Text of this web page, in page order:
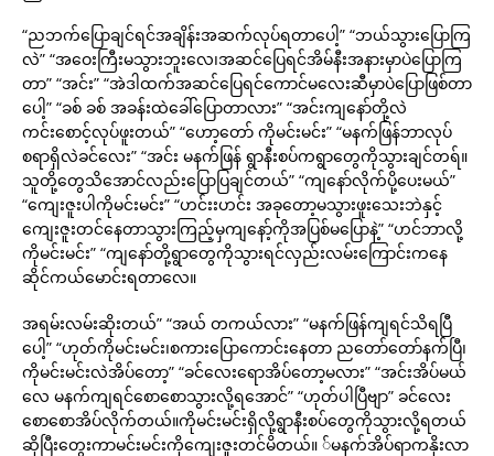
“ညဘက်ပြောချင်ရင်အချိန်းအဆက်လုပ်ရတာပေါ့” “ဘယ်သွားပြောကြ
လဲ” “အဝေးကြီးမသွားဘူးလေ၊အဆင်ပြေရင်အိမ်နီးအနားမှာပဲပြောကြ
တာ” “အင်း” “အဲဒါထက်အဆင်ပြေရင်ကောင်မလေးဆီမှာပဲပြောဖြစ်တာ
ပေါ့” “ခစ် ခစ် အခန်းထဲခေါ်ပြောတာလား” “အင်းကျနော်တို့လဲ
ကင်းစောင့်လုပ်ဖူးတယ်” “ဟော့တော် ကိုမင်းမင်း” “မနက်ဖြန်ဘာလုပ်
စရာရှိလဲခင်လေး” “အင်း မနက်ဖြန် ရွာနီးစပ်ကရွာတွေကိုသွားချင်တရ်။
သူတို့တွေသိအောင်လည်းပြောပြချင်တယ်” “ကျနော်လိုက်ပို့ပေးမယ်”
“ကျေးဇူးပါကိုမင်းမင်း” “ဟင်းးဟင်း အခုတော့မသွားဖူးသေးဘဲနှင့်
ကျေးဇူးတင်နေတာသွားကြည့်မှကျနော့်ကိုအပြစ်မပြောနဲ့” “ဟင်ဘာလို့
ကိုမင်းမင်း” “ကျနော်တို့ရွာတွေကိုသွားရင်လှည်းလမ်းကြောင်းကနေ
ဆိုင်ကယ်မောင်းရတာလေ။
အရမ်းလမ်းဆိုးတယ်” “အယ် တကယ်လား” “မနက်ဖြန်ကျရင်သိရပြီ
ပေါ့” “ဟုတ်ကိုမင်းမင်း၊စကားပြောကောင်းနေတာ ညတော်တော်နက်ပြီ၊
ကိုမင်းမင်းလဲအိပ်တော့” “ခင်လေးရောအိပ်တော့မလား” “အင်းအိပ်မယ်
လေ မနက်ကျရင်စောစောသွားလို့ရအောင်” “ဟုတ်ပါပြီဗျာ” ခင်လေး
စောစောအိပ်လိုက်တယ်။ကိုမင်းမင်းရှိလို့ရွာနီးစပ်တွေကိုသွားလို့ရတယ်
ဆိုပြီးတွေးကာမင်းမင်းကိုကျေးဇူးတင်မိတယ်။ ်မနက်အိပ်ရာကနိုးလာ